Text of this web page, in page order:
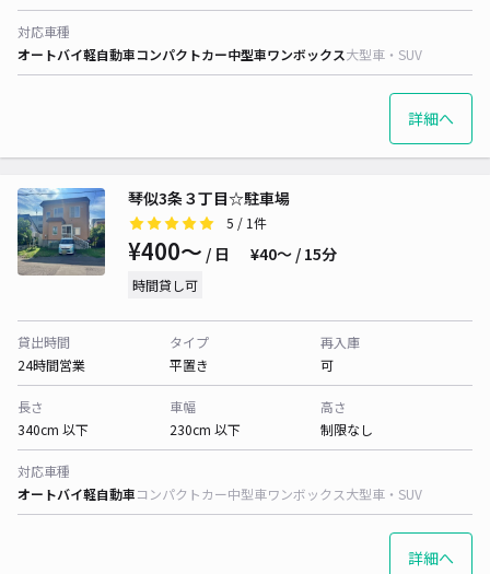
対応車種
オートバイ軽自動車コンパクトカー中型車ワンボックス大型車・SUV
詳細へ
琴似3条３丁目☆駐車場
5 / 1件
¥400〜 / 日 ¥40〜 / 15分
時間貸し可
貸出時間
24時間営業
タイプ
平置き
再入庫
可
長さ
340cm 以下
車幅
230cm 以下
高さ
制限なし
対応車種
オートバイ軽自動車コンパクトカー中型車ワンボックス大型車・SUV
詳細へ